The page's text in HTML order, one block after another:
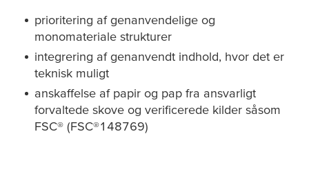
prioritering af genanvendelige og
monomateriale strukturer
integrering af genanvendt indhold, hvor det er
teknisk muligt
anskaffelse af papir og pap fra ansvarligt
forvaltede skove og verificerede kilder såsom
FSC® (FSC®148769)